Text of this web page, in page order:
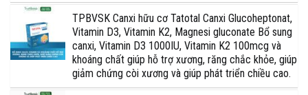
TPBVSK Canxi hữu cơ Tatotal Canxi Glucoheptonat,
Vitamin D3, Vitamin K2, Magnesi gluconate Bổ sung
canxi, Vitamin D3 1000IU, Vitamin K2 100mcg và
khoáng chất giúp hỗ trợ xương, răng chắc khỏe, giúp
giảm chứng còi xương và giúp phát triển chiều cao.